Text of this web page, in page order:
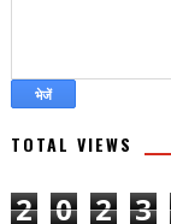
TOTAL VIEWS
2 0 2 3